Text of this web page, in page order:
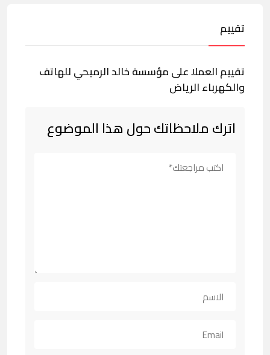
تقييم
تقييم العملا على مؤسسة خالد الرميحي للهاتف
والكهرباء الرياض
اترك ملاحظاتك حول هذا الموضوع